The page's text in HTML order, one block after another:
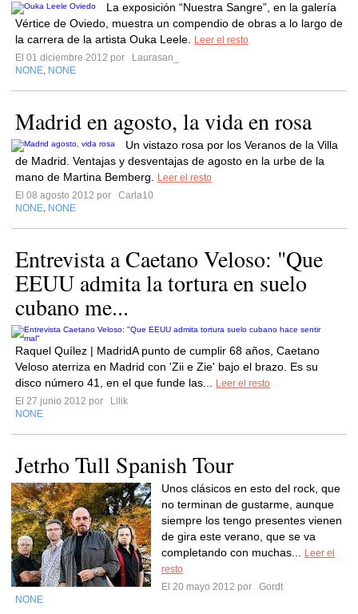
La exposición “Nuestra Sangre”, en la galería
Vértice de Oviedo, muestra un compendio de obras a lo largo de
la carrera de la artista Ouka Leele.
Leer el resto
El 01 diciembre 2012 por
Laurasan_
NONE NONE
Madrid en agosto, la vida en rosa
Un vistazo rosa por los Veranos de la Villa
de Madrid. Ventajas y desventajas de agosto en la urbe de la
mano de Martina Bemberg.
Leer el resto
El 08 agosto 2012 por
Carla10
NONE NONE
Entrevista a Caetano Veloso: "Que
EEUU admita la tortura en suelo
cubano me...
Raquel Quílez | MadridA punto de cumplir 68 años, Caetano
Veloso aterriza en Madrid con 'Zii e Zie' bajo el brazo. Es su
disco número 41, en el que funde las...
Leer el resto
El 27 junio 2012 por
Lilik
NONE
Jetrho Tull Spanish Tour
Unos clásicos en esto del rock, que
no terminan de gustarme, aunque
siempre los tengo presentes vienen
de gira este verano, que se va
completando con muchas...
Leer el
resto
El 20 mayo 2012 por
Gordt
NONE